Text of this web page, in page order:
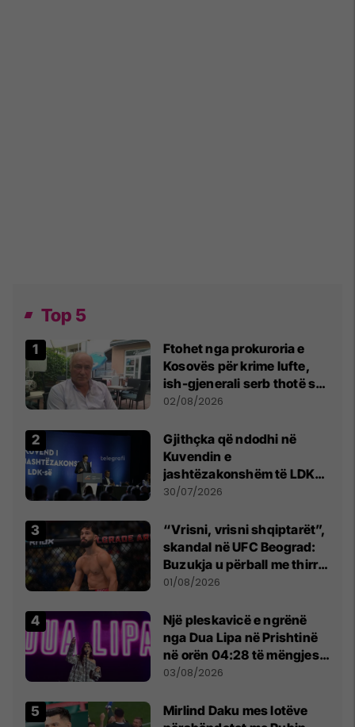
Top 5
Ftohet nga prokuroria e
Kosovës për krime lufte,
ish-gjenerali serb thotë se
dikush e tradhtoi në
02/08/2026
Gjithçka që ndodhi në
Kuvendin e
jashtëzakonshëm të LDK-
së
30/07/2026
“Vrisni, vrisni shqiptarët”,
skandal në UFC Beograd:
Buzukja u përball me thirrje
anti-shqiptare nga
01/08/2026
Një pleskavicë e ngrënë
nga Dua Lipa në Prishtinë
në orën 04:28 të mëngjesit
- dhe bota digjitale serbe
03/08/2026
Mirlind Daku mes lotëve